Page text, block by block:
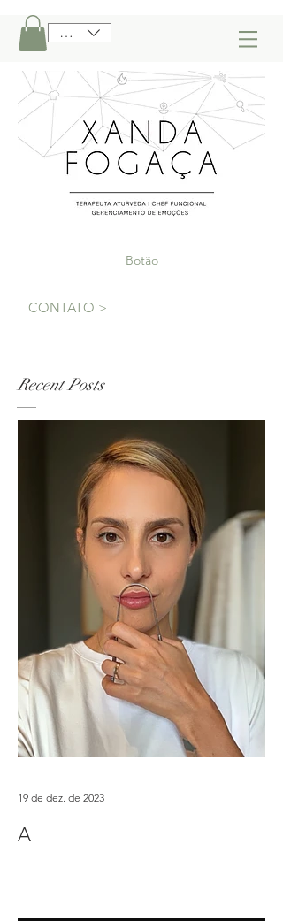
BRL (R$)
Botão
CONTATO >
Recent Posts
A
19 de dez. de 2023